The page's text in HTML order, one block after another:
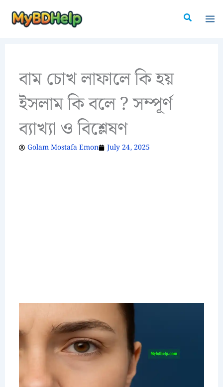
Search
বাম চোখ লাফালে কি হয়
ইসলাম কি বলে ? সম্পূর্ণ
ব্যাখ্যা ও বিশ্লেষণ
Golam Mostafa Emon July 24, 2025